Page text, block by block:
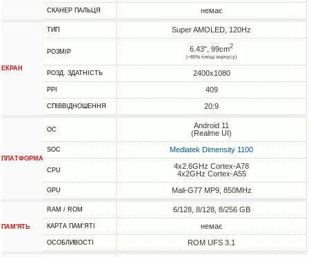
СКАНЕР ПАЛЬЦЯ немає
ЕКРАН
ТИП Super AMOLED, 120Hz
РОЗМІР 6.43", 99cm2
(~85% площі корпусу)
РОЗД. ЗДАТНІСТЬ 2400x1080
PPI 409
СПІВВІДНОШЕННЯ 20:9
ПЛАТФОРМА
ОС
Android 11
(Realme UI)
SOC Mediatek Dimensity 1100
CPU
4x2.6GHz Cortex-A78
4x2GHz Cortex-A55
GPU Mali-G77 MP9, 850MHz
ПАМ'ЯТЬ
RAM / ROM 6/128, 8/128, 8/256 GB
КАРТА ПАМ'ЯТІ немає
ОСОБЛИВОСТІ ROM UFS 3.1